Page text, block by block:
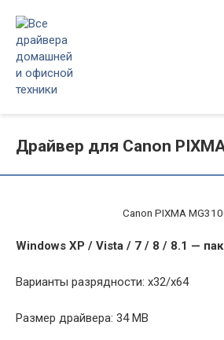
контенту
Драйвер для Canon
Canon PIXMA
Windows XP / Vista / 7 / 8 / 8.1 —
Варианты разрядности: x32/x64
Размер драйвера: 34 MB